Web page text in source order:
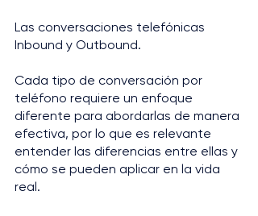
Las conversaciones telefónicas
Inbound y Outbound.
Cada tipo de conversación por
teléfono requiere un enfoque
diferente para abordarlas de manera
efectiva, por lo que es relevante
entender las diferencias entre ellas y
cómo se pueden aplicar en la vida
real.